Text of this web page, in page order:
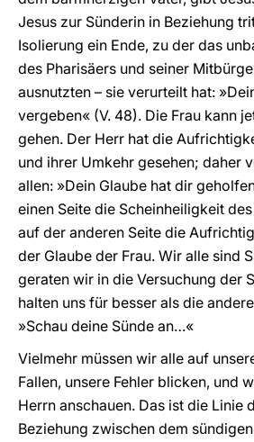
Jesus zur Sünderin in Beziehung
Isolierung ein Ende, zu der das
des Pharisäers und seiner
ausnutzten – sie verurteilt hat:
vergeben« (V. 48). Die Frau kann
gehen. Der Herr hat die
und ihrer Umkehr gesehen; daher
allen: »Dein Glaube hat dir
einen Seite die Scheinheiligkeit
auf der anderen Seite die
der Glaube der Frau. Wir alle sind
geraten wir in die Versuchung der
halten uns für besser als die
»Schau deine Sünde an…«
Vielmehr müssen wir alle auf
Fallen, unsere Fehler blicken, und
Herrn anschauen. Das ist die Linie
Beziehung zwischen dem